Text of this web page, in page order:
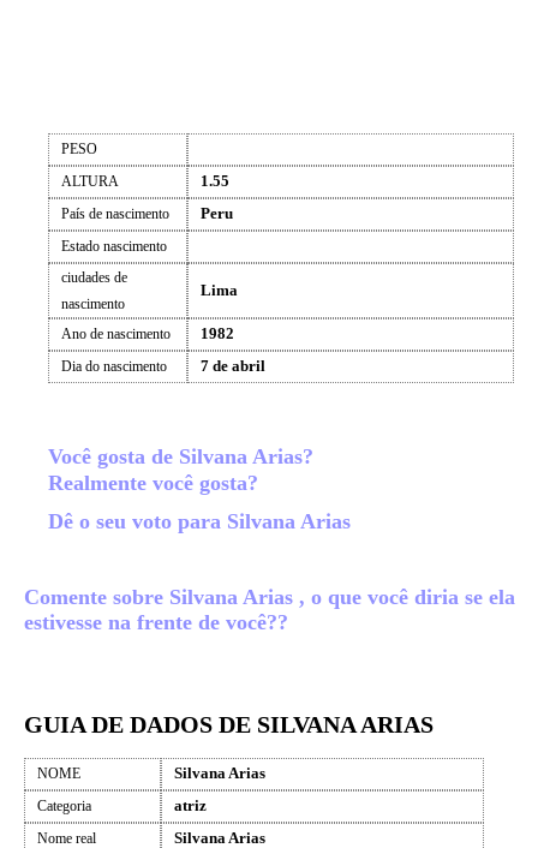
PESO
ALTURA
1.55
País de nascimento Peru
Estado nascimento
ciudades de
nascimento
Lima
Ano de nascimento 1982
Dia do nascimento 7 de abril
Você gosta de Silvana Arias?
Realmente você gosta?
Dê o seu voto para Silvana Arias
Comente sobre Silvana Arias , o que você diria se ela
estivesse na frente de você??
GUIA DE DADOS DE SILVANA ARIAS
NOME Silvana Arias
Categoria atriz
Nome real Silvana Arias